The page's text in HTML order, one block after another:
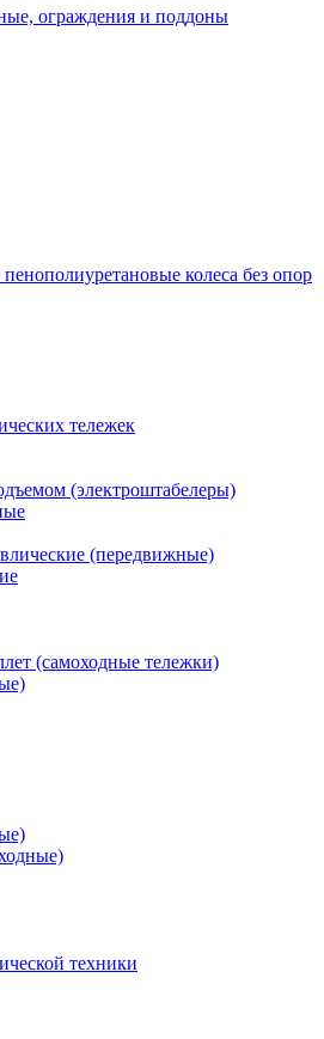
ограждения и поддоны
колеса без опор
тележек
(электроштабелеры)
(передвижные)
(самоходные тележки)
техники